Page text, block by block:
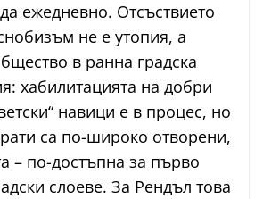
ежедневно. Отсъствието
не е утопия, а
в ранна градска
хабилитацията на добри
навици е в процес, но
са по-широко отворени,
– по-достъпна за първо
слоеве. За Рендъл това